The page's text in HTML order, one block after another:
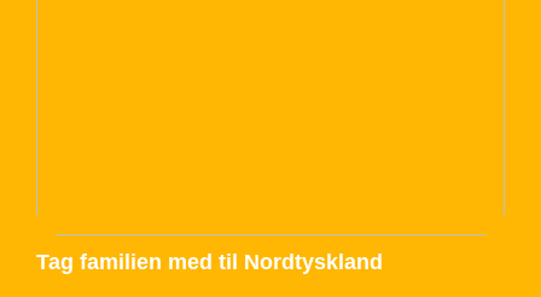
Tag familien med til Nordtyskland